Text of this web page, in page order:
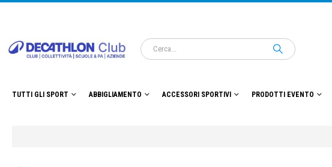
TUTTI GLI SPORT ABBIGLIAMENTO ACCESSORI SPORTIVI PRODOTTI EVENTO